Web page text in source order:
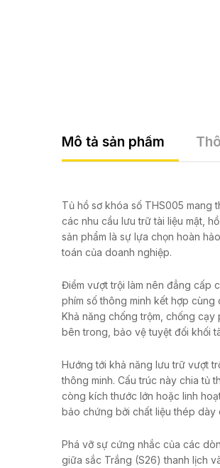
Mô tả sản phẩm
Tủ hồ sơ khóa số THS005 mang
các nhu cầu lưu trữ tài liệu mật,
sản phẩm là sự lựa chọn hoàn
toán của doanh nghiệp.
Điểm vượt trội làm nên đẳng cấp
phím số thông minh kết hợp cùng
Khả năng chống trộm, chống cạy
bên trong, bảo vệ tuyệt đối khối
Hướng tới khả năng lưu trữ vượt
thông minh. Cấu trúc này chia tủ
còng kích thước lớn hoặc linh
bảo chứng bởi chất liệu thép dày
Phá vỡ sự cứng nhắc của các
giữa sắc Trắng (S26) thanh lịch